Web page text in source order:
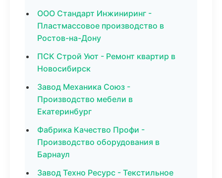
ООО Стандарт Инжиниринг -
Пластмассовое производство в
Ростов-на-Дону
ПСК Строй Уют - Ремонт квартир в
Новосибирск
Завод Механика Союз -
Производство мебели в
Екатеринбург
Фабрика Качество Профи -
Производство оборудования в
Барнаул
Завод Техно Ресурс - Текстильное